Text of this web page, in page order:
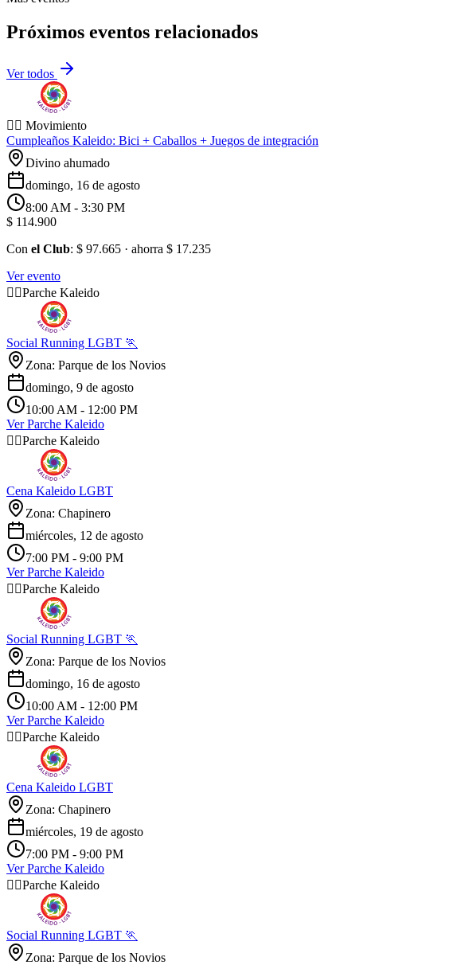
Próximos eventos relacionados
Ver todos
🏃‍♂️ Movimiento
Cumpleaños Kaleido: Bici + Caballos + Juegos de integración
Divino ahumado
domingo, 16 de agosto
8:00 AM - 3:30 PM
$ 114.900
Con el Club: $ 97.665 · ahorra $ 17.235
Ver evento
🏳️‍🌈Parche Kaleido
Social Running LGBT 🏃
Zona: Parque de los Novios
domingo, 9 de agosto
10:00 AM - 12:00 PM
Ver Parche Kaleido
🏳️‍🌈Parche Kaleido
Cena Kaleido LGBT
Zona: Chapinero
miércoles, 12 de agosto
7:00 PM - 9:00 PM
Ver Parche Kaleido
🏳️‍🌈Parche Kaleido
Social Running LGBT 🏃
Zona: Parque de los Novios
domingo, 16 de agosto
10:00 AM - 12:00 PM
Ver Parche Kaleido
🏳️‍🌈Parche Kaleido
Cena Kaleido LGBT
Zona: Chapinero
miércoles, 19 de agosto
7:00 PM - 9:00 PM
Ver Parche Kaleido
🏳️‍🌈Parche Kaleido
Social Running LGBT 🏃
Zona: Parque de los Novios